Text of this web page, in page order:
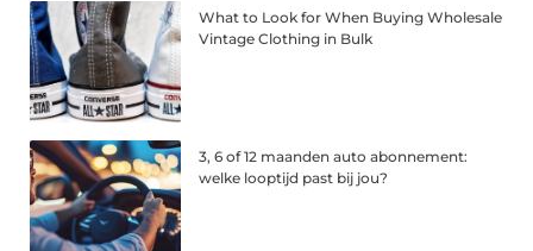
What to Look for When Buying Wholesale
Vintage Clothing in Bulk
3, 6 of 12 maanden auto abonnement:
welke looptijd past bij jou?